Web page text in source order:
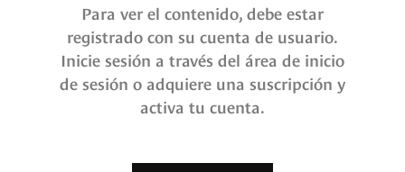
Para ver el contenido, debe estar
registrado con su cuenta de usuario.
Inicie sesión a través del área de inicio
de sesión o adquiere una suscripción y
activa tu cuenta.